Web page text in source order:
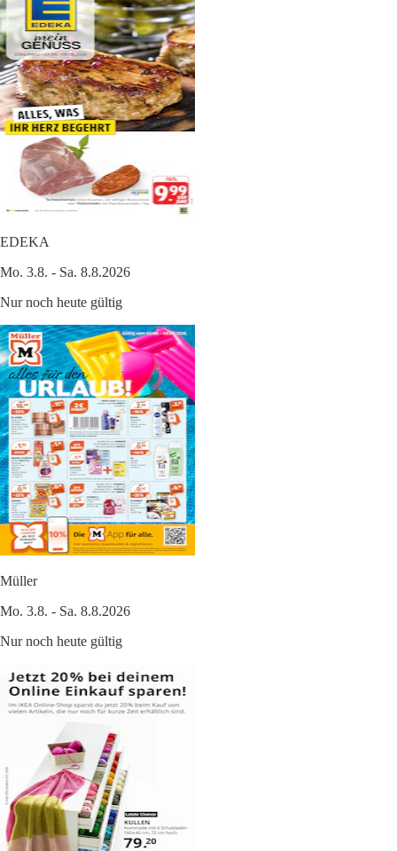
EDEKA
Mo. 3.8. - Sa. 8.8.2026
Nur noch heute gültig
Müller
Mo. 3.8. - Sa. 8.8.2026
Nur noch heute gültig